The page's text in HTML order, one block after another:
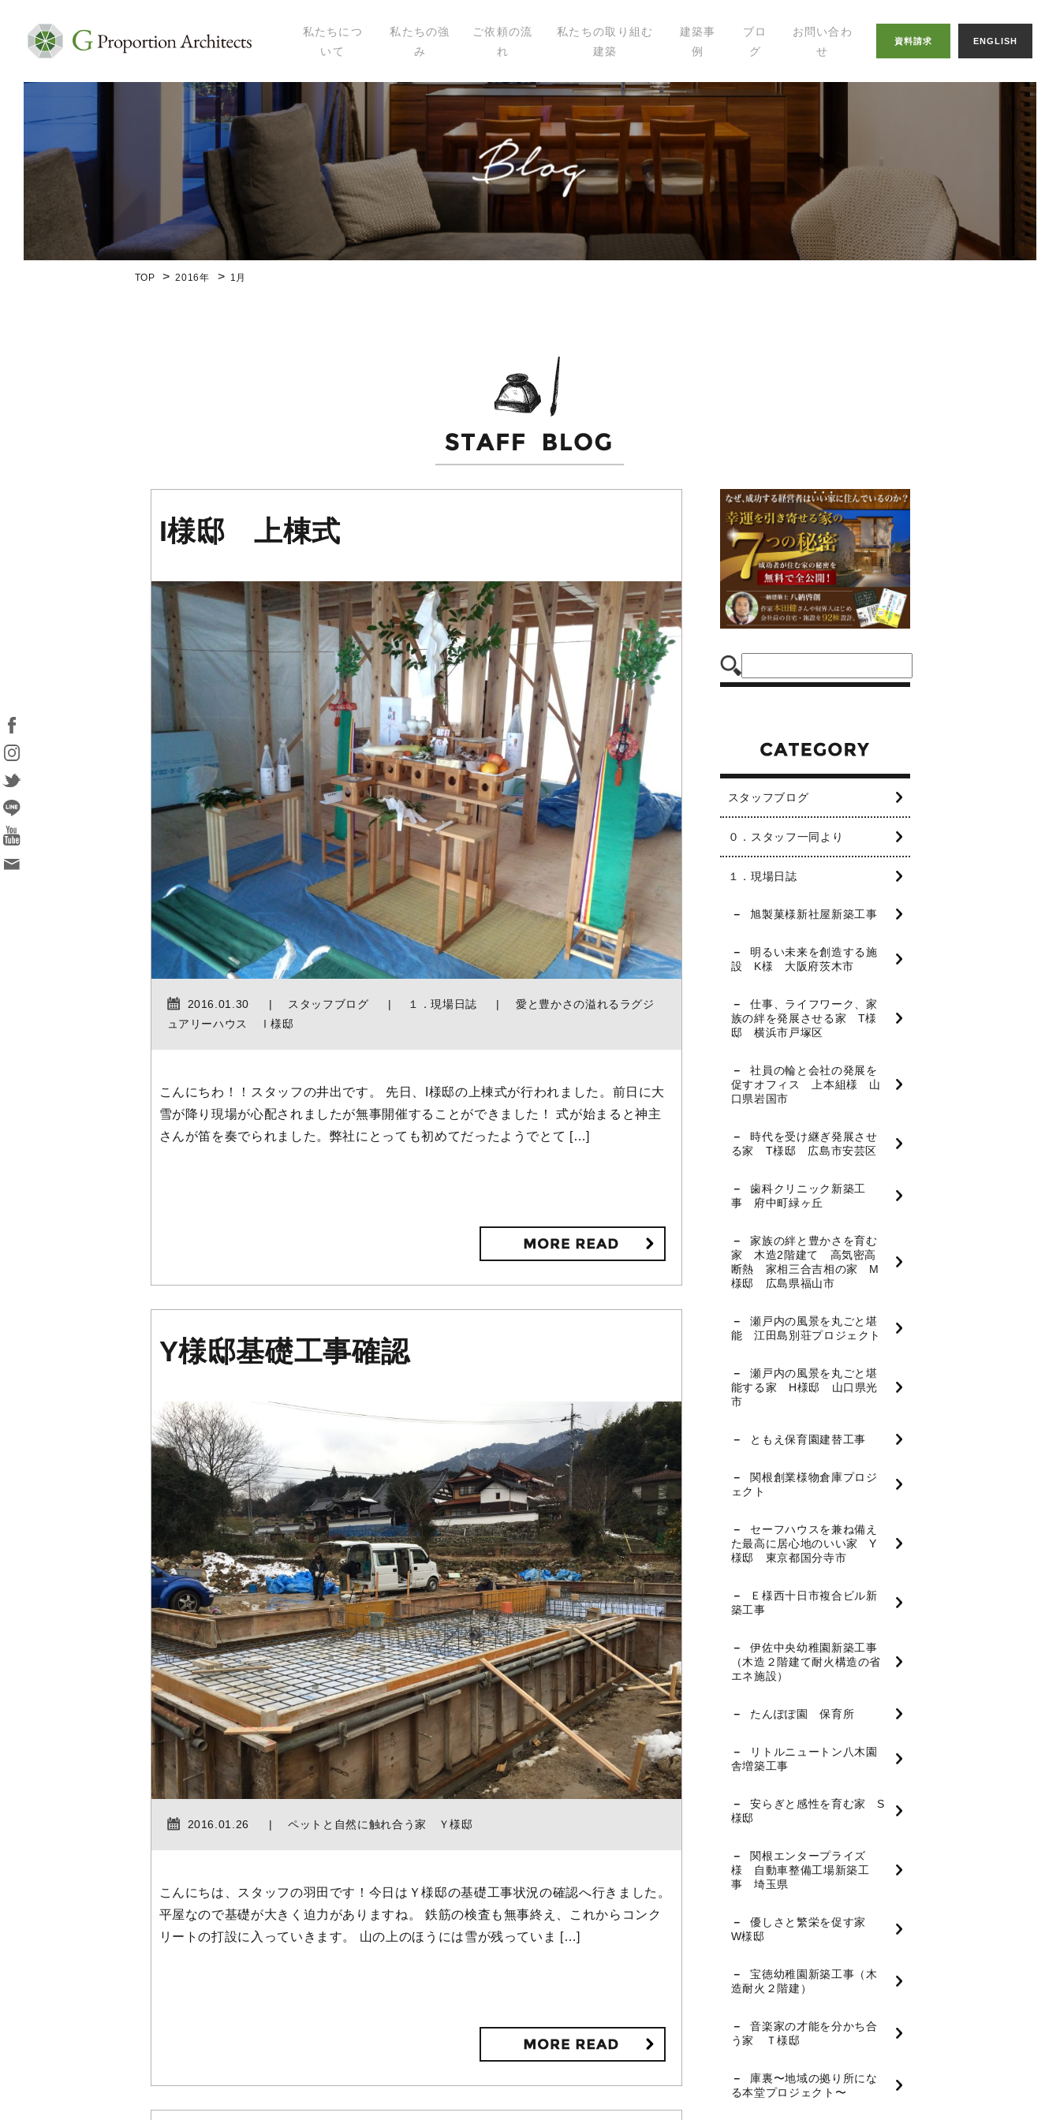
私たちにつ
いて
私たちについて
代表プロフィール
セミナー・講演
メディア掲載
会社概要
私たちの強
み
ご依頼の流
れ
私たちの取り組む
建築
建築事
例
ブロ
グ
幸せの家づくりの
八納ブログ
スタッフグログ
お問い合わ
せ
資料請求 ENGLISH
TOP 2016年 1月
I様邸 上棟式
2016.01.30 スタッフブログ １．現場日誌
愛と豊かさの溢れるラグジ
ュアリーハウス Ⅰ様邸
こんにちわ！！スタッフの井出です。 先日、I様邸の上棟式が行われました。前日に大
雪が降り現場が心配されましたが無事開催することができました！ 式が始まると神主
さんが笛を奏でられました。弊社にとっても初めてだったようでとて […]
Y様邸基礎工事確認
2016.01.26 ペットと自然に触れ合う家 Ｙ様邸
こんにちは、スタッフの羽田です！今日はＹ様邸の基礎工事状況の確認へ行きました。
平屋なので基礎が大きく迫力がありますね。 鉄筋の検査も無事終え、これからコンク
リートの打設に入っていきます。 山の上のほうには雪が残っていま […]
スタッフブログ
０．スタッフ一同より
１．現場日誌
旭製菓様新社屋新築工事
明るい未来を創造する施
設 K様 大阪府茨木市
仕事、ライフワーク、家
族の絆を発展させる家 T様
邸 横浜市戸塚区
社員の輪と会社の発展を
促すオフィス 上本組様 山
口県岩国市
時代を受け継ぎ発展させ
る家 T様邸 広島市安芸区
歯科クリニック新築工
事 府中町緑ヶ丘
家族の絆と豊かさを育む
家 木造2階建て 高気密高
断熱 家相三合吉相の家 M
様邸 広島県福山市
瀬戸内の風景を丸ごと堪
能 江田島別荘プロジェクト
瀬戸内の風景を丸ごと堪
能する家 H様邸 山口県光
市
ともえ保育園建替工事
関根創業様物倉庫プロジ
ェクト
セーフハウスを兼ね備え
た最高に居心地のいい家 Y
様邸 東京都国分寺市
Ｅ様西十日市複合ビル新
築工事
伊佐中央幼稚園新築工事
（木造２階建て耐火構造の省
エネ施設）
たんぽぽ園 保育所
リトルニュートン八木園
舎増築工事
安らぎと感性を育む家 S
様邸
関根エンタープライズ
様 自動車整備工場新築工
事 埼玉県
優しさと繁栄を促す家
W様邸
宝徳幼稚園新築工事（木
造耐火２階建）
音楽家の才能を分かち合
う家 Ｔ様邸
庫裏〜地域の拠り所にな
る本堂プロジェクト〜